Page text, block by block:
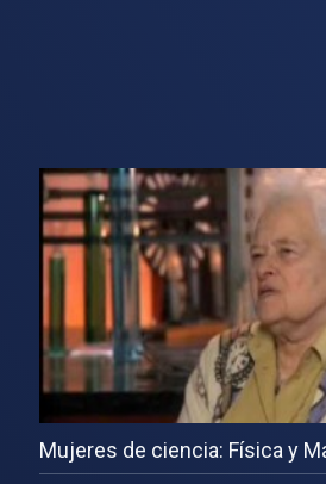
Mujeres de ciencia: Física y